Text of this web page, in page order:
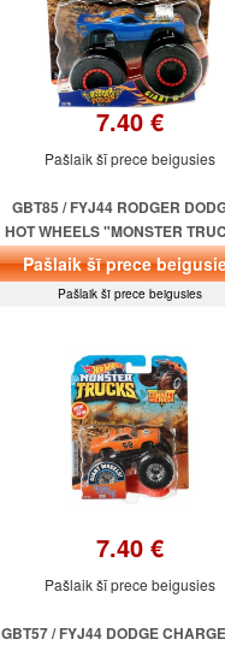
7.40 €
Pašlaik šī prece beigusies
GBT85 / FYJ44 RODGER
HOT WHEELS "MONSTER
MATTEL
Pašlaik šī prece
Pašlaik šī prece beigusies
7.40 €
Pašlaik šī prece beigusies
GBT57 / FYJ44 DODGE